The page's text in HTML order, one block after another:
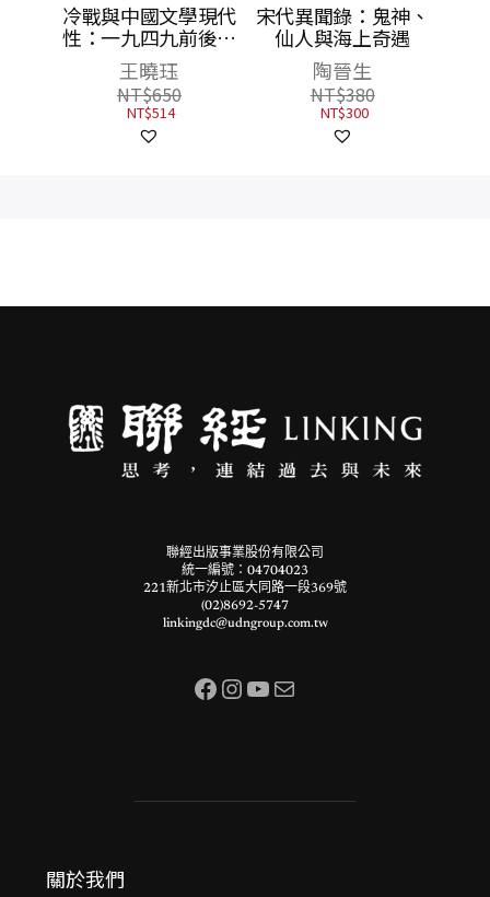
冷戰與中國文學現代
性：一九四九前後重
新想像中國的方法
王曉珏
NT$650
NT$514
宋代異聞錄：鬼神、
仙人與海上奇遇
陶晉生
NT$380
NT$300
聯經出版事業股份有限公司
統一編號：04704023
221新北市汐止區大同路一段369號
(02)8692-5747
linkingdc@udngroup.com.tw
Facebook InstagramYouTube 電子郵件
關於我們